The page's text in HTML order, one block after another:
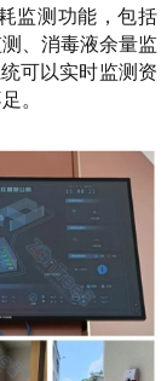
监测功能，包括
、消毒液余量监
可以实时监测资
。